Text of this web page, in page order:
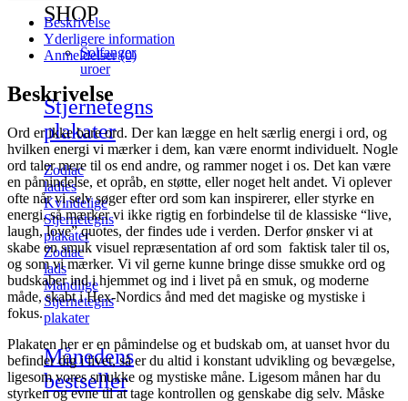
SHOP
Solfanger
uroer
Stjernetegns
plakater
Zodiac
ladies
Kvindelige
Stjernetegns
plakater
Zodiac
lads
Mandlige
Stjernetegns
plakater
Månedens
bestseller
Beskrivelse
Yderligere information
Anmeldelser (0)
Beskrivelse
Ord er ikke bare ord. Der kan lægge en helt særlig energi i ord, og
hvilken energi vi mærker i dem, kan være enormt individuelt. Nogle
ord taler mere til os end andre, og rammer noget i os. Det kan være
en påmindelse, et opråb, en støtte, eller noget helt andet. Vi oplever
ofte når vi selv søger efter ord som kan inspirerer, eller styrke en
energi, så mærker vi ikke rigtig en forbindelse til de klassiske “live,
laugh, love” quotes, der findes ude i verden. Derfor ønsker vi at
skabe en smuk visuel repræsentation af ord som faktisk taler til os,
og som vi mærker. Vi vil gerne kunne bringe disse smukke ord og
budskaber ind i hjemmet og ind i livet på en smuk, og moderne
måde, skabt i Hex-Nordics ånd med det magiske og mystiske i
fokus.
Plakaten her er en påmindelse og et budskab om, at uanset hvor du
befinder dig i livet, så er du altid i konstant udvikling og bevægelse,
ligesom vores smukke og mystiske måne. Ligesom månen har du
styrken og evne til at tage kontrollen og genskabe dig selv. Måske